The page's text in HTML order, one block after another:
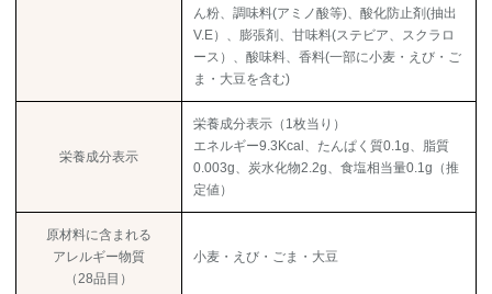
ん粉、調味料(アミノ酸等)、酸化防止剤(抽出
V.E）、膨張剤、甘味料(ステビア、スクラロ
ース）、酸味料、香料(一部に小麦・えび・ご
ま・大豆を含む)
栄養成分表示
栄養成分表示（1枚当り）
エネルギー9.3Kcal、たんぱく質0.1g、脂質
0.003g、炭水化物2.2g、食塩相当量0.1g（推
定値）
原材料に含まれる
アレルギー物質
（28品目）
小麦・えび・ごま・大豆